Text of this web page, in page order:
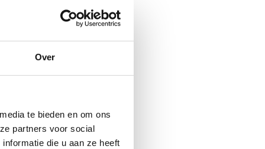
Over
te bieden en om ons
partners voor social
die u aan ze heeft